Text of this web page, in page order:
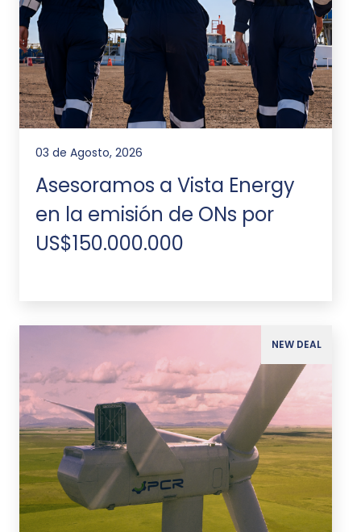
03 de Agosto, 2026
Asesoramos a Vista Energy
en la emisión de ONs por
US$150.000.000
NEW DEAL